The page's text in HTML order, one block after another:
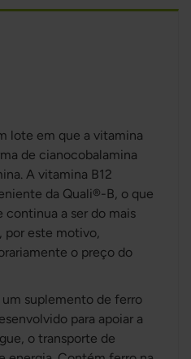
lote em que a vitamina
de cianocobalamina
A vitamina B12
da Quali®-B, o que
continua a ser do mais
por este motivo,
o preço do
suplemento de ferro
para apoiar a
o transporte de